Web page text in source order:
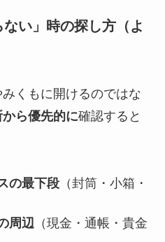
ない」時の探し方（よ
くもに開けるのではな
ら優先的に確認すると
の最下段（封筒・小箱・
周辺 （現金・通帳・貴金